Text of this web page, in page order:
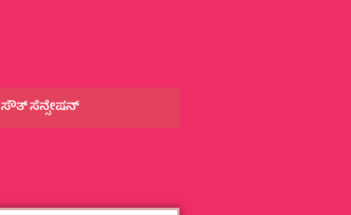
ಸೌತ್‌ ಸೆನ್ಸೇಷನ್